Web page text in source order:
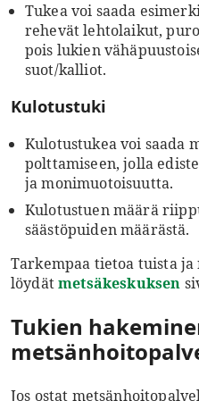
Tukea voi saada
rehevät lehtolaikut,
pois lukien
suot/kalliot.
Kulotustuki
Kulotustukea voi saada
polttamiseen, jolla
ja monimuotoisuutta.
Kulotustuen määrä
säästöpuiden määrästä.
Tarkempaa tietoa tuista
löydätmetsäkeskuksen
Tukien
Jos ostat